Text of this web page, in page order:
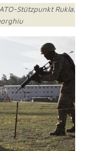
Stützpunkt Rukla.